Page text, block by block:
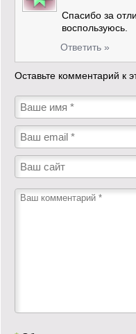
Спасибо за
воспользуюсь.
Ответить »
Оставьте комментарий к